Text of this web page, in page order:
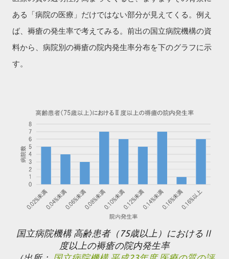
ある「病院の医療」だけではない部分が見えてくる。例え
ば、褥瘡の発生率で考えてみる。 前出の国立病院機構の資
料から、病院別の褥瘡の院内発生率分布を下のグラフに示
す。
国立病院機構 高齢患者（75歳以上）におけるⅡ
度以上の褥瘡の院内発生率